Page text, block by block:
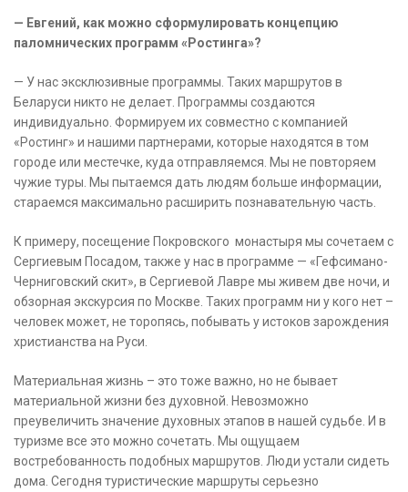
— Евгений, как можно сформулировать концепцию
паломнических программ «Ростинга»?
— У нас эксклюзивные программы. Таких маршрутов в
Беларуси никто не делает. Программы создаются
индивидуально. Формируем их совместно с компанией
«Ростинг» и нашими партнерами, которые находятся в том
городе или местечке, куда отправляемся. Мы не повторяем
чужие туры. Мы пытаемся дать людям больше информации,
стараемся максимально расширить познавательную часть.
К примеру, посещение Покровского монастыря мы сочетаем с
Сергиевым Посадом, также у нас в программе — «Гефсимано-
Черниговский скит», в Сергиевой Лавре мы живем две ночи, и
обзорная экскурсия по Москве. Таких программ ни у кого нет –
человек может, не торопясь, побывать у истоков зарождения
христианства на Руси.
Материальная жизнь – это тоже важно, но не бывает
материальной жизни без духовной. Невозможно
преувеличить значение духовных этапов в нашей судьбе. И в
туризме все это можно сочетать. Мы ощущаем
востребованность подобных маршрутов. Люди устали сидеть
дома. Сегодня туристические маршруты серьезно